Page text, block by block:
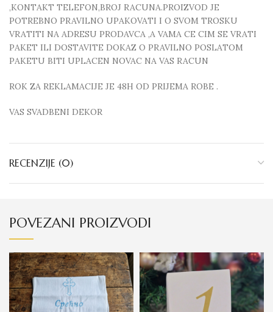
,KONTAKT TELEFON,BROJ RACUNA.PROIZVOD JE
POTREBNO PRAVILNO UPAKOVATI I O SVOM TROSKU
VRATITI NA ADRESU PRODAVCA ,A VAMA CE CIM SE VRATI
PAKET ILI DOSTAVITE DOKAZ O PRAVILNO POSLATOM
PAKETU BITI UPLACEN NOVAC NA VAS RACUN
ROK ZA REKLAMACIJE JE 48H OD PRIJEMA ROBE .
VAS SVADBENI DEKOR
RECENZIJE (0)
POVEZANI PROIZVODI